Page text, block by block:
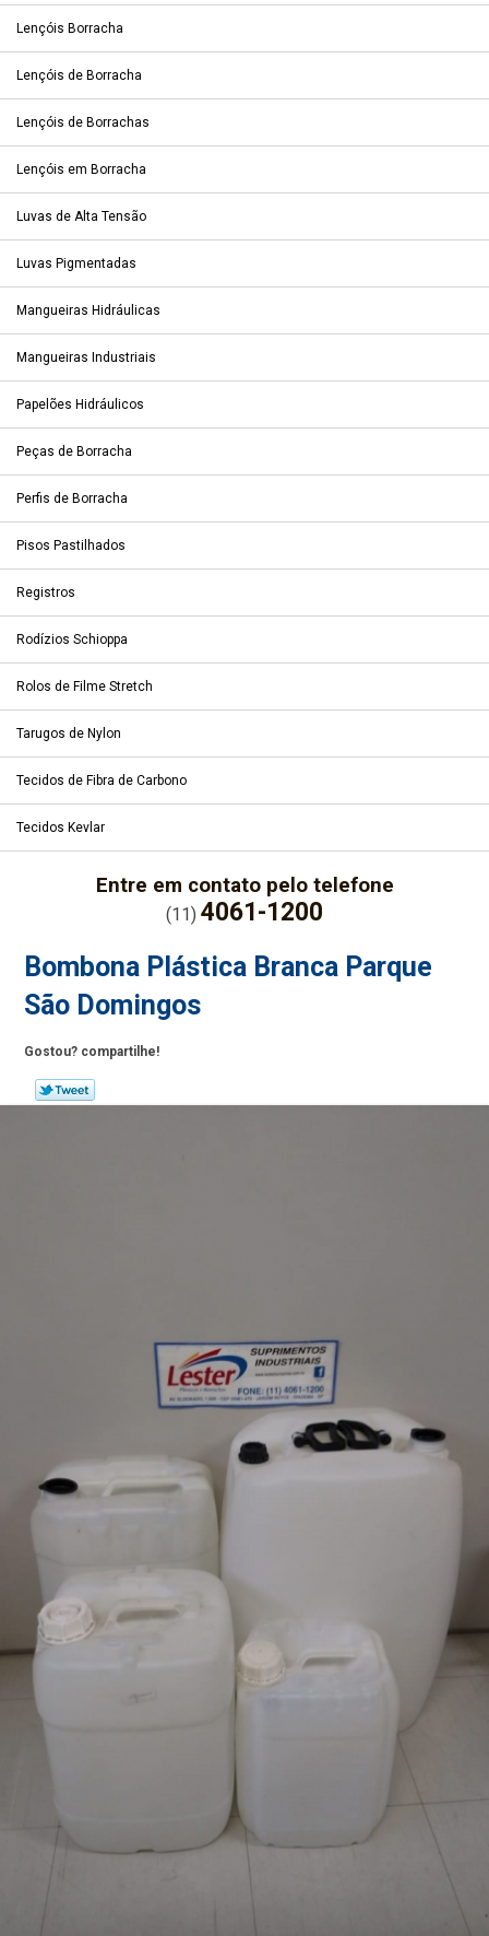
Lençóis Borracha
Lençóis de Borracha
Lençóis de Borrachas
Lençóis em Borracha
Luvas de Alta Tensão
Luvas Pigmentadas
Mangueiras Hidráulicas
Mangueiras Industriais
Papelões Hidráulicos
Peças de Borracha
Perfis de Borracha
Pisos Pastilhados
Registros
Rodízios Schioppa
Rolos de Filme Stretch
Tarugos de Nylon
Tecidos de Fibra de Carbono
Tecidos Kevlar
Entre em contato pelo telefone
(11) 4061-1200
Bombona Plástica Branca Parque
São Domingos
Gostou? compartilhe!